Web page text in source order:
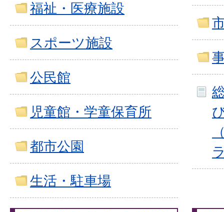
福祉・医療施設
スポーツ施設
公民館
児童館・学童保育所
都市公園
生活・駐車場